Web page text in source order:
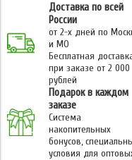
Доставка по всей
России
от 2-х дней по
и МО
Бесплатная
при заказе от 2 000
рублей
Подарок в каждом
заказе
Система
накопительных
бонусов,
условия для